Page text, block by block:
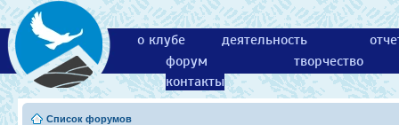
о клубе деятельность
форум
творчество
контакты
Список форумов